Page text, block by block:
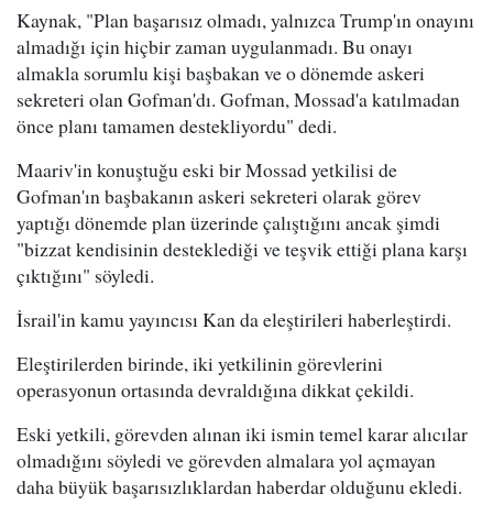
Kaynak, "Plan başarısız olmadı, yalnızca Trump'ın onayını
almadığı için hiçbir zaman uygulanmadı. Bu onayı
almakla sorumlu kişi başbakan ve o dönemde askeri
sekreteri olan Gofman'dı. Gofman, Mossad'a katılmadan
önce planı tamamen destekliyordu" dedi.
Maariv'in konuştuğu eski bir Mossad yetkilisi de
Gofman'ın başbakanın askeri sekreteri olarak görev
yaptığı dönemde plan üzerinde çalıştığını ancak şimdi
"bizzat kendisinin desteklediği ve teşvik ettiği plana karşı
çıktığını" söyledi.
İsrail'in kamu yayıncısı Kan da eleştirileri haberleştirdi.
Eleştirilerden birinde, iki yetkilinin görevlerini
operasyonun ortasında devraldığına dikkat çekildi.
Eski yetkili, görevden alınan iki ismin temel karar alıcılar
olmadığını söyledi ve görevden almalara yol açmayan
daha büyük başarısızlıklardan haberdar olduğunu ekledi.